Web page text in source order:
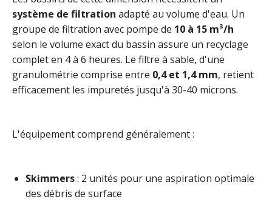
système de filtration adapté au volume d'eau. Un
groupe de filtration avec pompe de 10 à 15 m³/h
selon le volume exact du bassin assure un recyclage
complet en 4 à 6 heures. Le filtre à sable, d'une
granulométrie comprise entre 0,4 et 1,4 mm, retient
efficacement les impuretés jusqu'à 30-40 microns.
L'équipement comprend généralement :
Skimmers: 2 unités pour une aspiration optimale
des débris de surface